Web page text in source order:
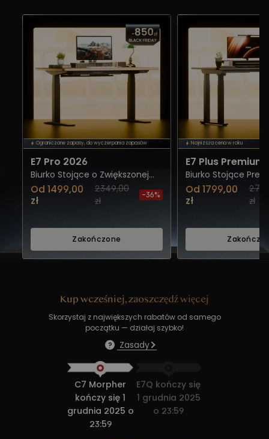
Ograniczone zapasy, do wyczerpania zapasów
E7 Pro 2026
Biurko Stojące o Zwiększonej
Stabilności
Od 1499,00
zł
2349,00
zł
-36%
Zakończone
Najniższa cena w roku
E7 Plus Premium
Biurko Stojące
Nogami
Od 1799,00
zł
zł
Kup wcześniej, zaoszczędź więcej
Skorzystaj z największych rabatów od samego
początku — działaj szybko!
Zasady
C7 Morpher
kończy się 1
grudnia 2025 o
23:59
E7Q kończy się
1 grudnia 2025
o 23:59